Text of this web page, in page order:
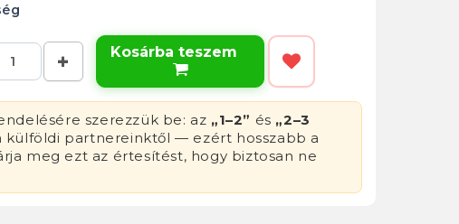
Kosárba teszem

szerezzük be: az „1–2” és „2–3
külföldi partnereinktől — ezért hosszabb a
meg ezt az értesítést, hogy biztosan ne